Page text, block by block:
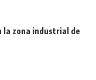
la zona industrial de